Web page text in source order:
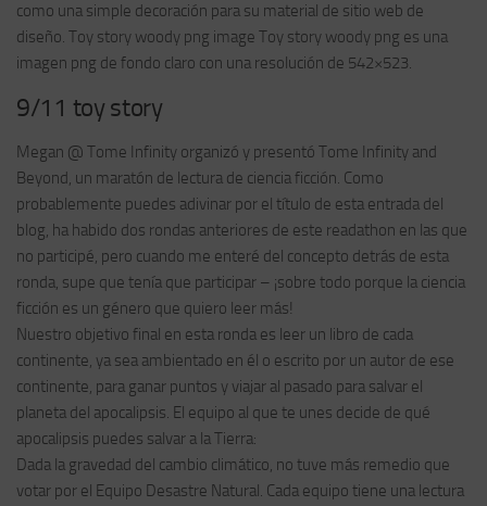
como una simple decoración para su material de sitio web de
diseño. Toy story woody png image Toy story woody png es una
imagen png de fondo claro con una resolución de 542×523.
9/11 toy story
Megan @ Tome Infinity organizó y presentó Tome Infinity and
Beyond, un maratón de lectura de ciencia ficción. Como
probablemente puedes adivinar por el título de esta entrada del
blog, ha habido dos rondas anteriores de este readathon en las que
no participé, pero cuando me enteré del concepto detrás de esta
ronda, supe que tenía que participar – ¡sobre todo porque la ciencia
ficción es un género que quiero leer más!
Nuestro objetivo final en esta ronda es leer un libro de cada
continente, ya sea ambientado en él o escrito por un autor de ese
continente, para ganar puntos y viajar al pasado para salvar el
planeta del apocalipsis. El equipo al que te unes decide de qué
apocalipsis puedes salvar a la Tierra:
Dada la gravedad del cambio climático, no tuve más remedio que
votar por el Equipo Desastre Natural. Cada equipo tiene una lectura